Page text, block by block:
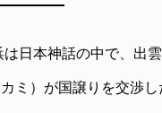
日本神話の中で、出
ミ）が国譲りを交渉